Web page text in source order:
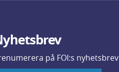
på FOI:s nyhetsbrev